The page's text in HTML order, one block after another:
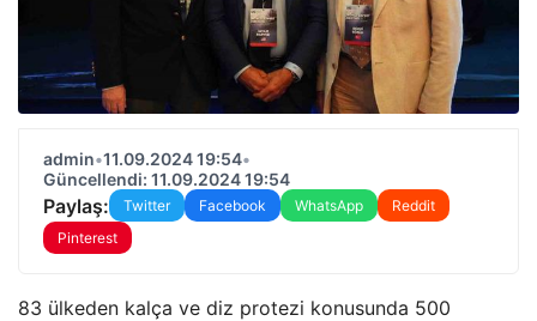
admin•11.09.2024 19:54•
Güncellendi: 11.09.2024 19:54
Paylaş: Twitter Facebook WhatsApp
Reddit
Pinterest
83 ülkeden kalça ve diz protezi konusunda 500